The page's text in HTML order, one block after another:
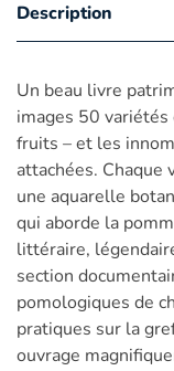
Description
Un beau livre
images 50
fruits – et les
attachées.
une aquarelle
qui aborde la
littéraire,
section
pomologiques de
pratiques sur la
ouvrage